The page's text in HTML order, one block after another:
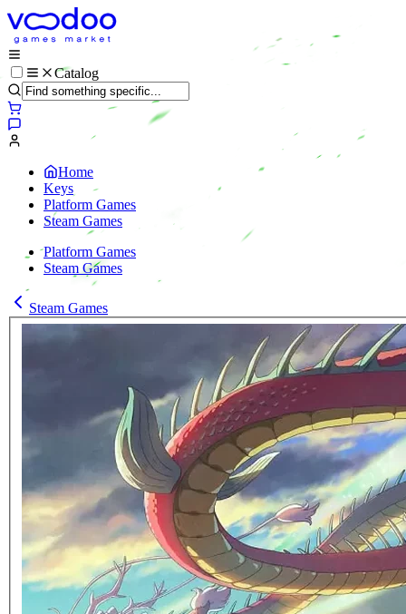
Catalog
Home
Keys
Platform Games
Steam Games
Platform Games
Steam Games
Steam Games